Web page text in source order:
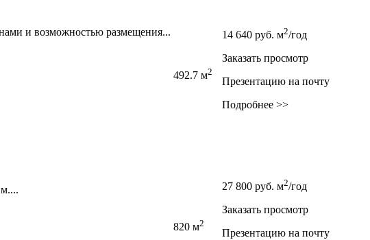
и возможностью размещения...
492.7 м2
14 640 руб. м2/год
Заказать просмотр
Презентацию на почту
Подробнее >>
820 м2
27 800 руб. м2/год
Заказать просмотр
Презентацию на почту